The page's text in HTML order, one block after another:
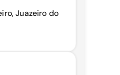
Juazeiro do